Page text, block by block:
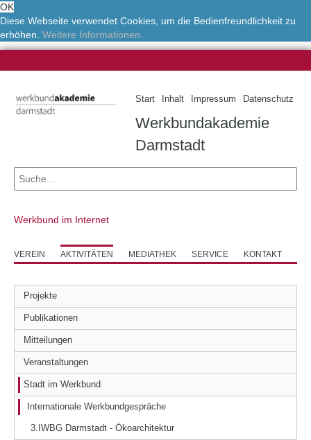
OK
Diese Webseite verwendet Cookies, um die Bedienfreundlichkeit zu
erhöhen. Weitere Informationen.
Start Inhalt Impressum Datenschutz
Werkbundakademie
Darmstadt
Werkbund im Internet
VEREIN AKTIVITÄTEN MEDIATHEK SERVICE KONTAKT
Projekte
Publikationen
Mitteilungen
Veranstaltungen
Stadt im Werkbund
Internationale Werkbundgespräche
3.IWBG Darmstadt - Ökoarchitektur